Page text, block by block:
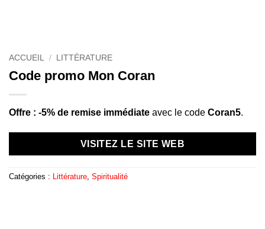
ACCUEIL / LITTÉRATURE
Code promo Mon Coran
Offre : -5% de remise immédiate avec le code Coran5.
VISITEZ LE SITE WEB
Catégories : Littérature, Spiritualité